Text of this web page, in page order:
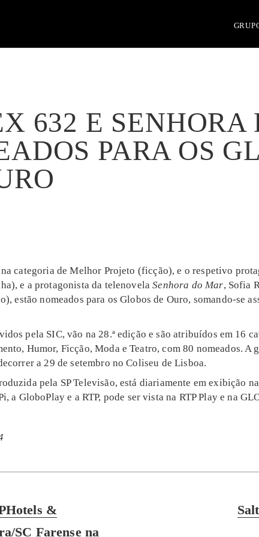
632 E SENHORA
PARA OS
na categoria de Melhor Projeto (ficção), e o respetivo
e a protagonista da telenovelaSenhora do Mar, Sofia
estão nomeados para os Globos de Ouro, somando-se
pela SIC, vão na 28.ª edição e são atribuídos em 16
Humor, Ficção, Moda e Teatro, com 80 nomeados. A
a 29 de setembro no Coliseu de Lisboa.
pela SP Televisão, está diariamente em exibição
a GloboPlay e a RTP, pode ser vista na RTP Play e na
&
SC Farense na
Next